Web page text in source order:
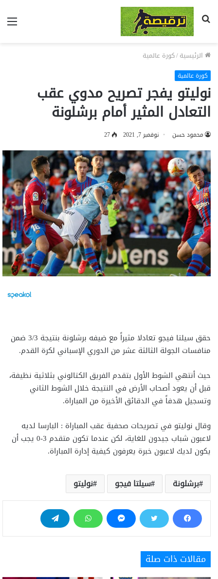
بحث
عن
الرئيسية/كورة عالمية
كورة عالمية
نوليتو يفجر تصريح مدوي عقب
التعادل المثير أمام برشلونة
محمود حسن نوفمبر 7, 2021 27
حقق سيلتا فيجو تعادلا مثيراً مع ضيفه برشلونة بنتيجة 3/3 ضمن
منافسات الجولة الثالثة عشر من الدوري الإسباني لكرة القدم.
حيث أنتهي الشوط الأول بتقدم الفريق الكتالوني بثلاثية نظيفة،
قبل أن يعود أصحاب الأرض في النتيجة خلال الشوط الثاني
وتسجيل هدفاً في الدقائق الأخيرة من المباراة.
وقال ‏نوليتو في تصريحات صحفية عقب المباراة : البارسا لديه
لاعبون شباب جيدون للغاية، لكن عندما تكون متقدم 3-0 يجب أن
يكون لديك لاعبون خبرة يعرفون كيفية إدارة المباراة.
برشلونة سيلتا فيجو نوليتو
مقالات ذات صلة